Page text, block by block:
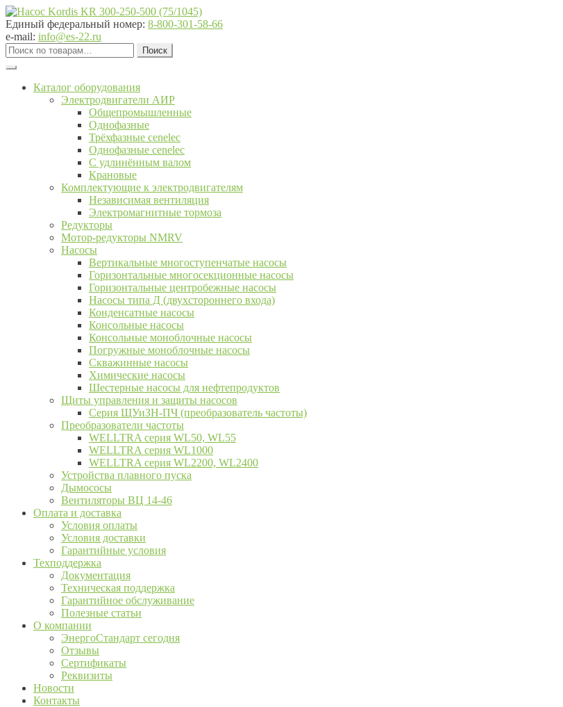
Перейти
к
навигации
Перейти
к
содержимому
Единый федеральный номер: 8-800-301-58-66
e-mail: info@es-22.ru
Искать:
Поиск
Каталог оборудования
Электродвигатели АИР
Общепромышленные
Однофазные
Трёхфазные cenelec
Однофазные cenelec
С удлинённым валом
Крановые
Комплектующие к электродвигателям
Независимая вентиляция
Электромагнитные тормоза
Редукторы
Мотор-редукторы NMRV
Насосы
Вертикальные многоступенчатые насосы
Горизонтальные многосекционные насосы
Горизонтальные центробежные насосы
Насосы типа Д (двухстороннего входа)
Конденсатные насосы
Консольные насосы
Консольные моноблочные насосы
Погружные моноблочные насосы
Скважинные насосы
Химические насосы
Шестерные насосы для нефтепродуктов
Щиты управления и защиты насосов
Серия ЩУиЗН-ПЧ (преобразователь частоты)
Преобразователи частоты
WELLTRA cерия WL50, WL55
WELLTRA cерия WL1000
WELLTRA серия WL2200, WL2400
Устройства плавного пуска
Дымососы
Вентиляторы ВЦ 14-46
Оплата и доставка
Условия оплаты
Условия доставки
Гарантийные условия
Техподдержка
Документация
Техническая поддержка
Гарантийное обслуживание
Полезные статьи
О компании
ЭнергоСтандарт сегодня
Отзывы
Сертификаты
Реквизиты
Новости
Контакты